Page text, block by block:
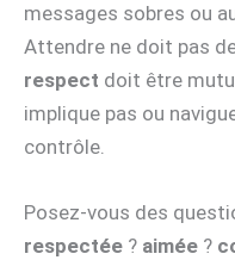
messages sobres ou
Attendre ne doit pas
respect doit être
implique pas ou
contrôle.
Posez-vous des
respectée ? aimée ?